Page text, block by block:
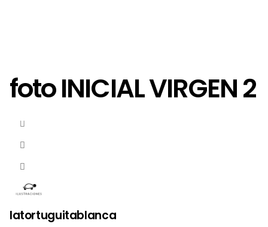
foto INICIAL VIRGEN 2
latortuguitablanca